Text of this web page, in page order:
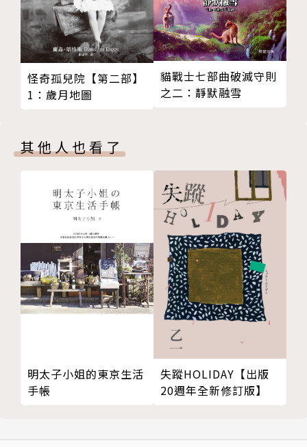
出版【孤獨人三部曲】、【天涯三部曲】、【魔幻江湖
絕異誌】等多部小說。以《誰是虛空（王）》、〈尋
蛇〉雙料獲第五屆溫世仁武俠小說大獎評審獎及短篇小
說獎參獎。近期出版著作為《天敵》、《傳奇天下與無
神年代》。
主持【飛一般沉默~夢之零界域~】個人新聞台Blo
mypaper.pchome.com.tw/news/shensilent
【最初，只剩下蜂蜜的幻覺。】Blog：
mypaper.pchome.com.tw/news/silentshen/
沈夢初（三）
原雲蒼（三）
石寒澈（三）
王隱（三）
夏緣霜（三）
天衣憐魔（三）
傲時問（四）
沈夢初（四）
石寒澈（四）
夏緣霜（四）
天衣憐魔（四）
第五部 簾幕
傲時問（五）
沈夢初（五）
王隱（五）
夏緣霜（五）
怪奇孤兒院【第二部】
1：歲月地圖
貓戰士七部曲破滅守則
之二：靜默融雪
其他人也看了
明太子小姐的東京生活
手帳
失蹤HOLIDAY【出版
20週年全新修訂版】